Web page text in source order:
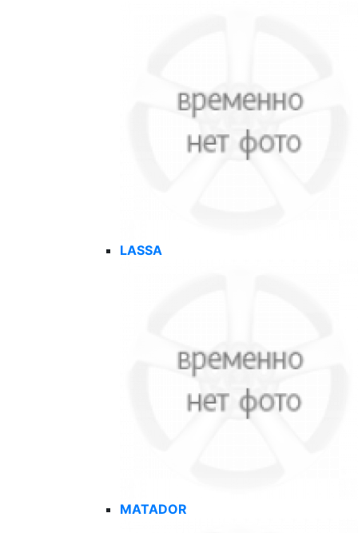
LASSA
MATADOR